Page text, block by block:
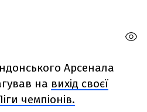
Арсенала
на вихід своєї
чемпіонів.